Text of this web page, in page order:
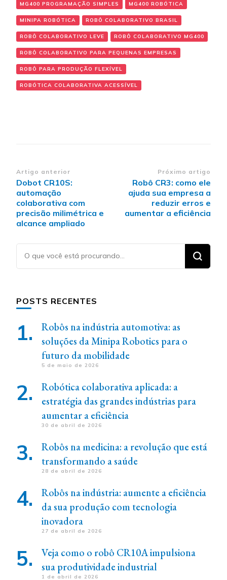
MG400 PROGRAMAÇÃO SIMPLES MG400 ROBÓTICA
MINIPA ROBÓTICA ROBÔ COLABORATIVO BRASIL
ROBÔ COLABORATIVO LEVE ROBÔ COLABORATIVO MG400
ROBÔ COLABORATIVO PARA PEQUENAS EMPRESAS
ROBÔ PARA PRODUÇÃO FLEXÍVEL
ROBÓTICA COLABORATIVA ACESSÍVEL
Navegação
de
post
Artigo anterior
Dobot CR10S:
automação
colaborativa com
precisão milimétrica e
alcance ampliado
Próximo artigo
Robô CR3: como ele
ajuda sua empresa a
reduzir erros e
aumentar a eficiência
Procurando
algo?
POSTS RECENTES
Robôs na indústria automotiva: as
soluções da Minipa Robotics para o
futuro da mobilidade
5 de maio de 2026
Robótica colaborativa aplicada: a
estratégia das grandes indústrias para
aumentar a eficiência
30 de abril de 2026
Robôs na medicina: a revolução que está
transformando a saúde
28 de abril de 2026
Robôs na indústria: aumente a eficiência
da sua produção com tecnologia
inovadora
27 de abril de 2026
Veja como o robô CR10A impulsiona
sua produtividade industrial
1 de abril de 2026